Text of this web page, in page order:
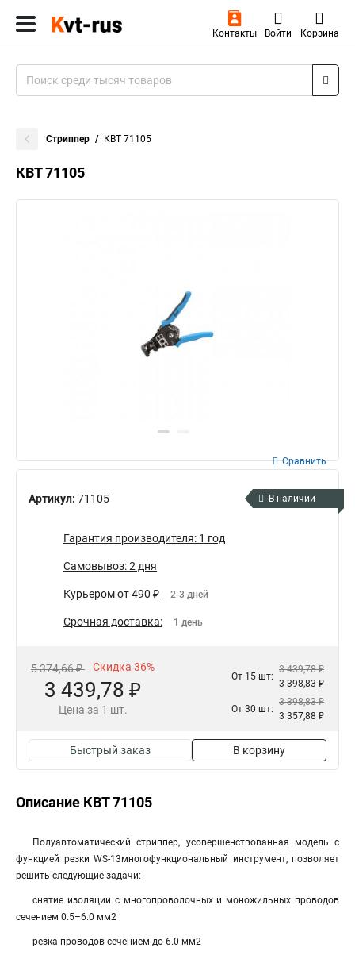
Контакты Войти Корзина
Стриппер КВТ 71105
КВТ 71105
Артикул: 71105
Сравнить
В наличии
Гарантия производителя: 1 год
Самовывоз: 2 дня
Курьером от 490 ₽ 2-3 дней
Срочная доставка: 1 день
5 374,66 ₽ Скидка 36%
3 439,78 ₽
Цена за 1 шт.
От 15 шт:
3 439,78 ₽
3 398,83 ₽
От 30 шт:
3 398,83 ₽
3 357,88 ₽
Быстрый заказ В корзину
Описание КВТ 71105
Полуавтоматический стриппер, усовершенствованная модель с
функцией резки WS-13многофункциональный инструмент, позволяет
решить следующие задачи:
снятие изоляции с многопроволочных и моножильных проводов
сечением 0.5–6.0 мм2
резка проводов сечением до 6.0 мм2